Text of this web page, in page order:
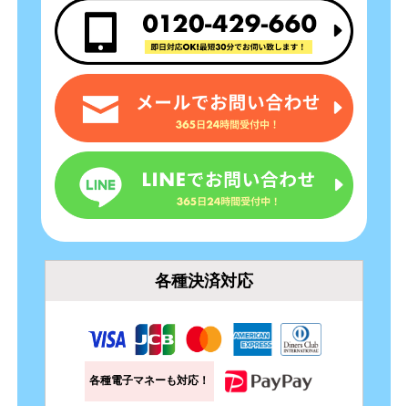
各種決済対応
各種電子マネーも対応！